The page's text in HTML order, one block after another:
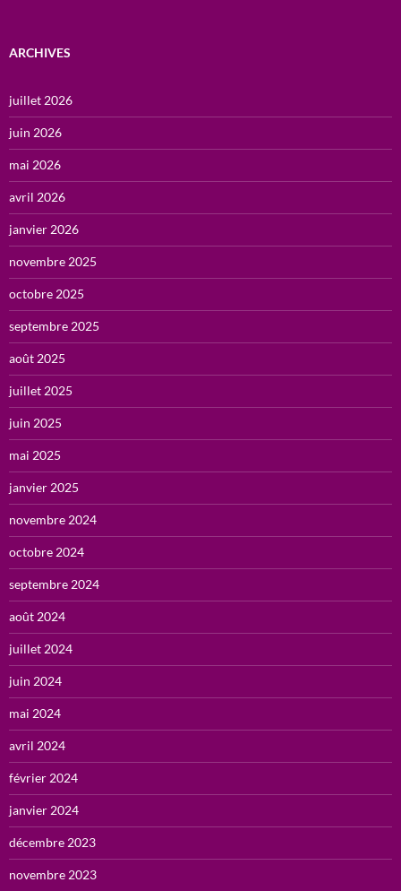
ARCHIVES
juillet 2026
juin 2026
mai 2026
avril 2026
janvier 2026
novembre 2025
octobre 2025
septembre 2025
août 2025
juillet 2025
juin 2025
mai 2025
janvier 2025
novembre 2024
octobre 2024
septembre 2024
août 2024
juillet 2024
juin 2024
mai 2024
avril 2024
février 2024
janvier 2024
décembre 2023
novembre 2023